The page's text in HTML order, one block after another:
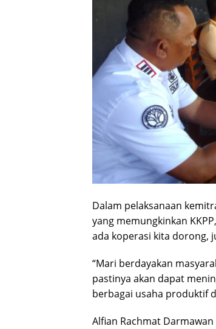
Dalam pelaksanaan
yang memungkinkan
ada koperasi kita dorong,
“Mari berdayakan
pastinya akan dapat
berbagai usaha produktif
Alfian Rachmat